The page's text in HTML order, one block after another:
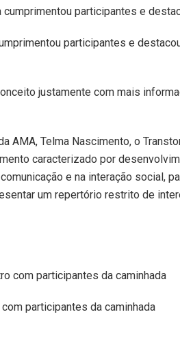
participantes e
justamente com mais
AMA, Telma Nascimento, o
caracterizado por
e na interação social,
um repertório restrito de
participantes da caminhada